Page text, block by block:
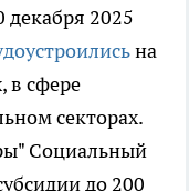
2025
на
в сфере
секторах.
Социальный
до 200